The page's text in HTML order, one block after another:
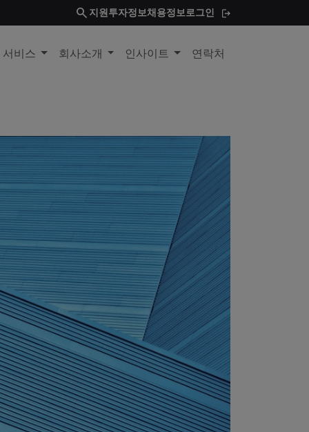
search 지원투자정보채용정보로그인
서비스 회사소개 인사이트 연락처